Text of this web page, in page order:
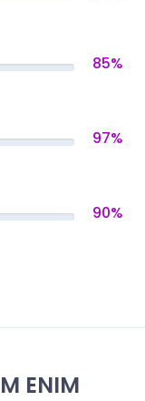
85%
97%
90%
ENIM